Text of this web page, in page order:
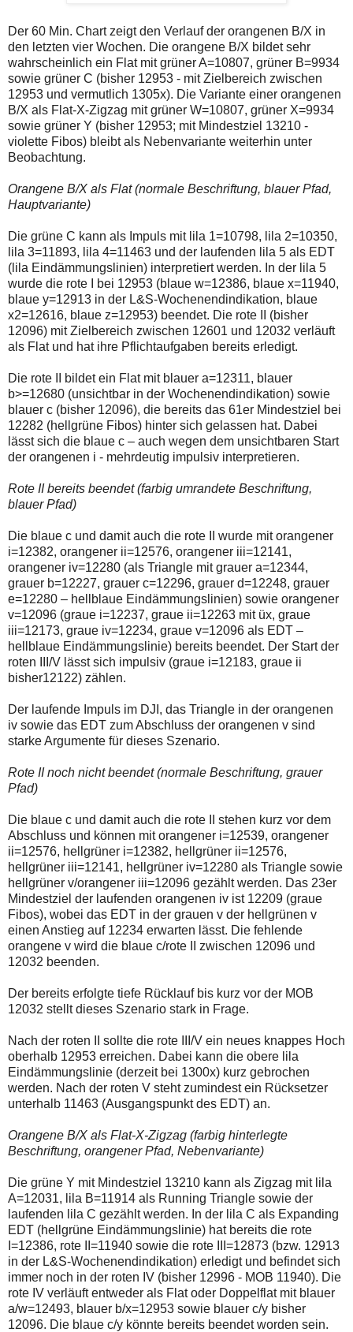
Der 60 Min. Chart zeigt den Verlauf der orangenen B/X in
den letzten vier Wochen. Die orangene B/X bildet sehr
wahrscheinlich ein Flat mit grüner A=10807, grüner B=9934
sowie grüner C (bisher 12953 - mit Zielbereich zwischen
12953 und vermutlich 1305x). Die Variante einer orangenen
B/X als Flat-X-Zigzag mit grüner W=10807, grüner X=9934
sowie grüner Y (bisher 12953; mit Mindestziel 13210 -
violette Fibos) bleibt als Nebenvariante weiterhin unter
Beobachtung.
Orangene B/X als Flat (normale Beschriftung, blauer Pfad,
Hauptvariante)
Die grüne C kann als Impuls mit lila 1=10798, lila 2=10350,
lila 3=11893, lila 4=11463 und der laufenden lila 5 als EDT
(lila Eindämmungslinien) interpretiert werden. In der lila 5
wurde die rote I bei 12953 (blaue w=12386, blaue x=11940,
blaue y=12913 in der L&S-Wochenendindikation, blaue
x2=12616, blaue z=12953) beendet. Die rote II (bisher
12096) mit Zielbereich zwischen 12601 und 12032 verläuft
als Flat und hat ihre Pflichtaufgaben bereits erledigt.
Die rote II bildet ein Flat mit blauer a=12311, blauer
b>=12680 (unsichtbar in der Wochenendindikation) sowie
blauer c (bisher 12096), die bereits das 61er Mindestziel bei
12282 (hellgrüne Fibos) hinter sich gelassen hat. Dabei
lässt sich die blaue c – auch wegen dem unsichtbaren Start
der orangenen i - mehrdeutig impulsiv interpretieren.
Rote II bereits beendet (farbig umrandete Beschriftung,
blauer Pfad)
Die blaue c und damit auch die rote II wurde mit orangener
i=12382, orangener ii=12576, orangener iii=12141,
orangener iv=12280 (als Triangle mit grauer a=12344,
grauer b=12227, grauer c=12296, grauer d=12248, grauer
e=12280 – hellblaue Eindämmungslinien) sowie orangener
v=12096 (graue i=12237, graue ii=12263 mit üx, graue
iii=12173, graue iv=12234, graue v=12096 als EDT –
hellblaue Eindämmungslinie) bereits beendet. Der Start der
roten III/V lässt sich impulsiv (graue i=12183, graue ii
bisher12122) zählen.
Der laufende Impuls im DJI, das Triangle in der orangenen
iv sowie das EDT zum Abschluss der orangenen v sind
starke Argumente für dieses Szenario.
Rote II noch nicht beendet (normale Beschriftung, grauer
Pfad)
Die blaue c und damit auch die rote II stehen kurz vor dem
Abschluss und können mit orangener i=12539, orangener
ii=12576, hellgrüner i=12382, hellgrüner ii=12576,
hellgrüner iii=12141, hellgrüner iv=12280 als Triangle sowie
hellgrüner v/orangener iii=12096 gezählt werden. Das 23er
Mindestziel der laufenden orangenen iv ist 12209 (graue
Fibos), wobei das EDT in der grauen v der hellgrünen v
einen Anstieg auf 12234 erwarten lässt. Die fehlende
orangene v wird die blaue c/rote II zwischen 12096 und
12032 beenden.
Der bereits erfolgte tiefe Rücklauf bis kurz vor der MOB
12032 stellt dieses Szenario stark in Frage.
Nach der roten II sollte die rote III/V ein neues knappes Hoch
oberhalb 12953 erreichen. Dabei kann die obere lila
Eindämmungslinie (derzeit bei 1300x) kurz gebrochen
werden. Nach der roten V steht zumindest ein Rücksetzer
unterhalb 11463 (Ausgangspunkt des EDT) an.
Orangene B/X als Flat-X-Zigzag (farbig hinterlegte
Beschriftung, orangener Pfad, Nebenvariante)
Die grüne Y mit Mindestziel 13210 kann als Zigzag mit lila
A=12031, lila B=11914 als Running Triangle sowie der
laufenden lila C gezählt werden. In der lila C als Expanding
EDT (hellgrüne Eindämmungslinie) hat bereits die rote
I=12386, rote II=11940 sowie die rote III=12873 (bzw. 12913
in der L&S-Wochenendindikation) erledigt und befindet sich
immer noch in der roten IV (bisher 12996 - MOB 11940). Die
rote IV verläuft entweder als Flat oder Doppelflat mit blauer
a/w=12493, blauer b/x=12953 sowie blauer c/y bisher
12096. Die blaue c/y könnte bereits beendet worden sein.